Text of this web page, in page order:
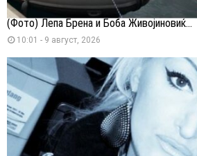
(Фото) Лепа Брена и Боба Живојиновиќ...
10:01 - 9 август, 2026